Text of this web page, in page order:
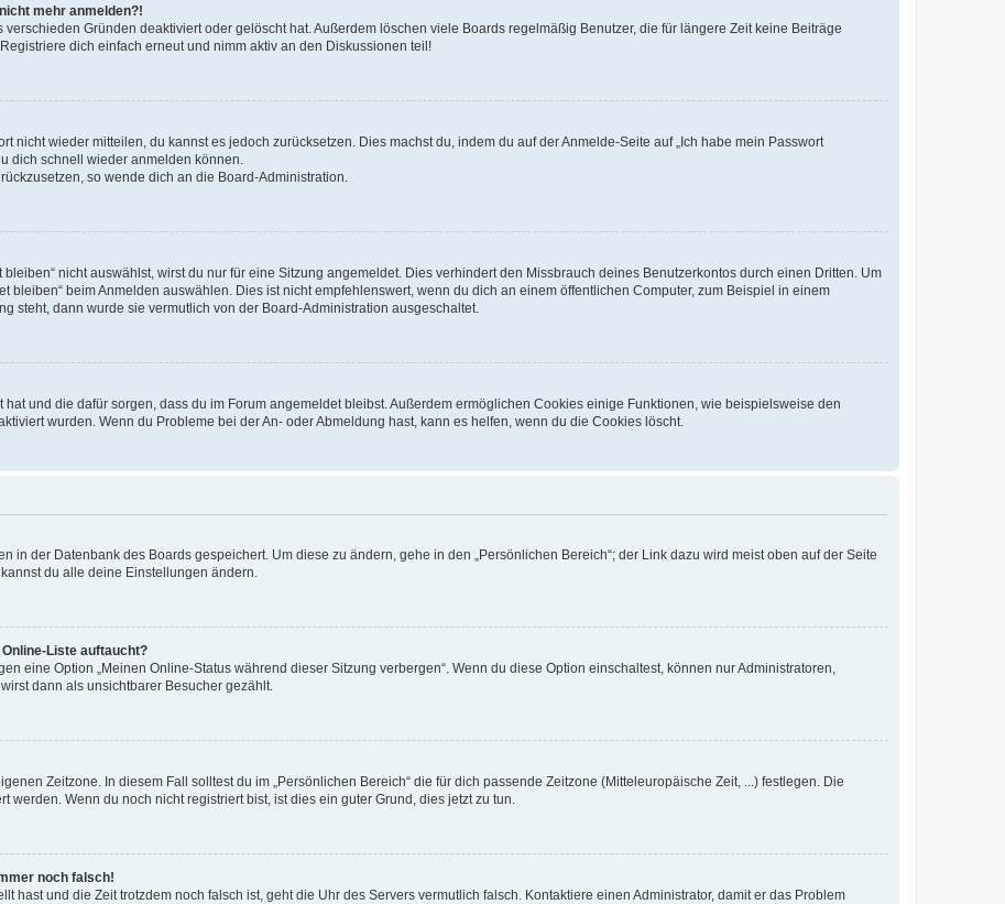
mehr anmelden?!
Gründen deaktiviert oder gelöscht hat. Außerdem löschen viele Boards regelmäßig Benutzer, die für längere Zeit keine Beiträge
dich einfach erneut und nimm aktiv an den Diskussionen teil!
nicht wieder mitteilen, du kannst es jedoch zurücksetzen. Dies machst du, indem du auf der Anmelde-Seite auf „Ich habe mein Passwort
dich schnell wieder anmelden können.
so wende dich an die Board-Administration.
nicht auswählst, wirst du nur für eine Sitzung angemeldet. Dies verhindert den Missbrauch deines Benutzerkontos durch einen Dritten. Um
bleiben“ beim Anmelden auswählen. Dies ist nicht empfehlenswert, wenn du dich an einem öffentlichen Computer, zum Beispiel in einem
steht, dann wurde sie vermutlich von der Board-Administration ausgeschaltet.
hat und die dafür sorgen, dass du im Forum angemeldet bleibst. Außerdem ermöglichen Cookies einige Funktionen, wie beispielsweise den
wurden. Wenn du Probleme bei der An- oder Abmeldung hast, kann es helfen, wenn du die Cookies löscht.
in der Datenbank des Boards gespeichert. Um diese zu ändern, gehe in den „Persönlichen Bereich“; der Link dazu wird meist oben auf der Seite
du alle deine Einstellungen ändern.
Liste auftaucht?
eine Option „Meinen Online-Status während dieser Sitzung verbergen“. Wenn du diese Option einschaltest, können nur Administratoren,
dann als unsichtbarer Besucher gezählt.
Zeitzone. In diesem Fall solltest du im „Persönlichen Bereich“ die für dich passende Zeitzone (Mitteleuropäische Zeit, ...) festlegen. Die
Wenn du noch nicht registriert bist, ist dies ein guter Grund, dies jetzt zu tun.
noch falsch!
hast und die Zeit trotzdem noch falsch ist, geht die Uhr des Servers vermutlich falsch. Kontaktiere einen Administrator, damit er das Problem